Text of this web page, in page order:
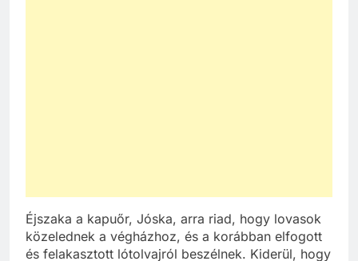
Éjszaka a kapuőr, Jóska, arra riad, hogy lovasok
közelednek a végházhoz, és a korábban elfogott
és felakasztott lótolvajról beszélnek. Kiderül, hogy